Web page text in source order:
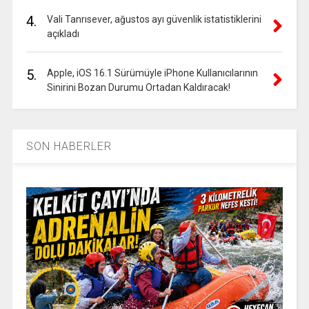
4.
Vali Tanrısever, ağustos ayı güvenlik istatistiklerini
açıkladı
5.
Apple, iOS 16.1 Sürümüyle iPhone Kullanıcılarının
Sinirini Bozan Durumu Ortadan Kaldıracak!
SON HABERLER